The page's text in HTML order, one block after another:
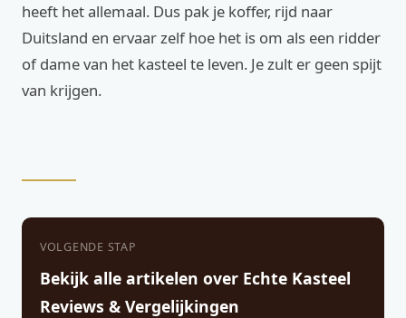
heeft het allemaal. Dus pak je koffer, rijd naar
Duitsland en ervaar zelf hoe het is om als een ridder
of dame van het kasteel te leven. Je zult er geen spijt
van krijgen.
VOLGENDE STAP
Bekijk alle artikelen over Echte Kasteel
Reviews & Vergelijkingen